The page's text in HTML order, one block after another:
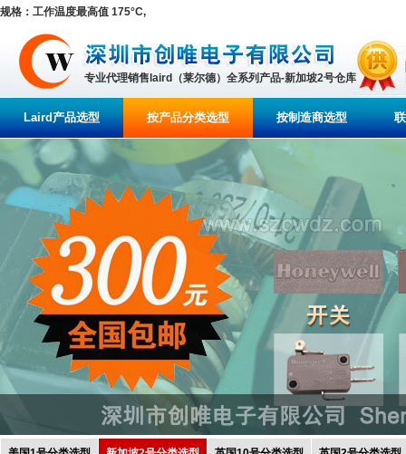
规格：工作温度最高值 175°C,
专业代理销售laird（莱尔德）全系列产品-新加坡2号仓库
Laird产品选型 按产品分类选型 按制造商选型